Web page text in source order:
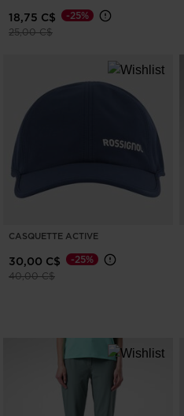
18,75 C$
Prix réduit de
25,00 C$à
-25%
CASQUETTE ACTIVE
30,00 C$
Prix réduit de
40,00 C$à
-25%